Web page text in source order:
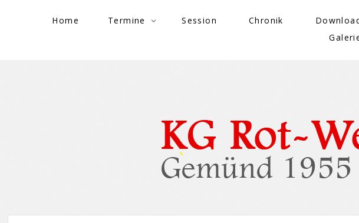
Skip to content
Home Termine Session Chronik